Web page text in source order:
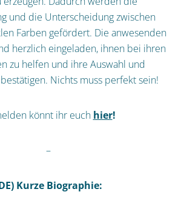
und die Unterscheidung zwischen
Farben gefördert. Die anwesenden
herzlich eingeladen, ihnen bei ihren
zu helfen und ihre Auswahl und
Nichts muss perfekt sein!
könnt ihr euch hier!
–
Kurze Biographie: